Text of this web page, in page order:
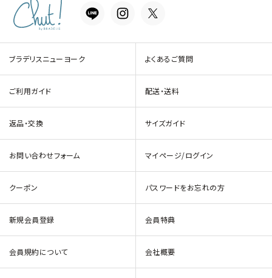
ブラデリスニューヨーク よくあるご質問
ご利用ガイド 配送・送料
返品・交換 サイズガイド
お問い合わせフォーム マイページ/ログイン
クーポン パスワードをお忘れの方
新規会員登録 会員特典
会員規約について 会社概要